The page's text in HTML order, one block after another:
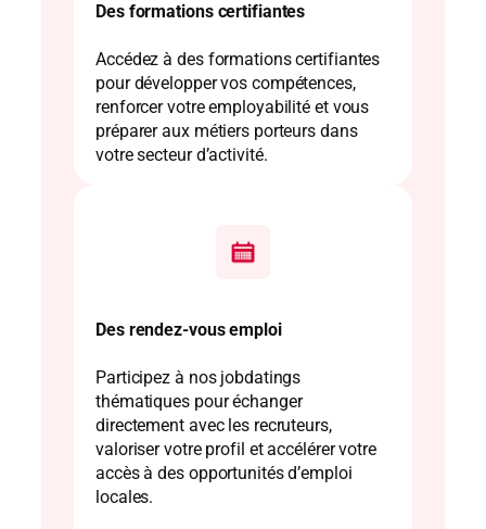
Des formations certifiantes
Accédez à des formations certifiantes
pour développer vos compétences,
renforcer votre employabilité et vous
préparer aux métiers porteurs dans
votre secteur d’activité.
Des rendez-vous emploi
Participez à nos jobdatings
thématiques pour échanger
directement avec les recruteurs,
valoriser votre profil et accélérer votre
accès à des opportunités d’emploi
locales.